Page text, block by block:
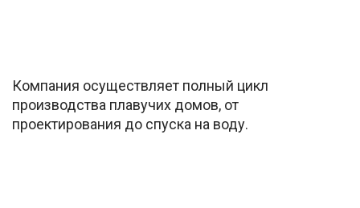
Компания осуществляет полный цикл
производства плавучих домов, от
проектирования до спуска на воду.